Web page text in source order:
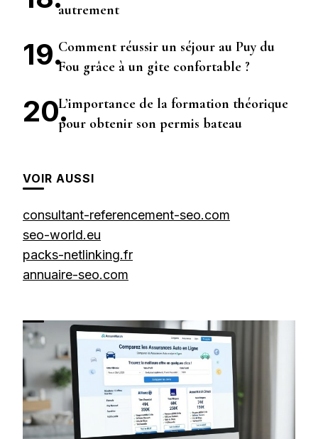
autrement
Comment réussir un séjour au Puy du
Fou grâce à un gîte confortable ?
L’importance de la formation théorique
pour obtenir son permis bateau
VOIR AUSSI
consultant-referencement-seo.com
seo-world.eu
packs-netlinking.fr
annuaire-seo.com